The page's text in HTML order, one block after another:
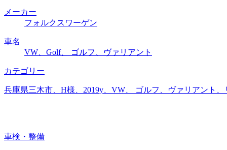
メーカー
フォルクスワーゲン
車名
VW、Golf、 ゴルフ、ヴァリアント
カテゴリー
兵庫県三木市、H様、2019y、VW、 ゴルフ、ヴァリアント
車検・整備